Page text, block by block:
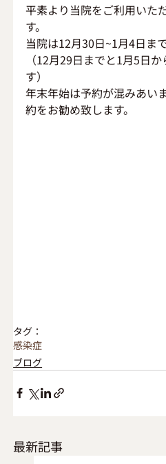
平素より当院をご利用いた
す。
当院は12月30日~1月4日ま
（12月29日までと1月5日
す）
年末年始は予約が混みあい
約をお勧め致します。
タグ：
感染症
ブログ
最新記事